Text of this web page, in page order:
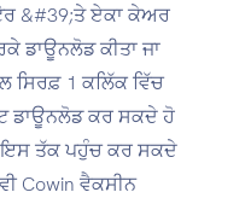
&#39;ਤੇ ਏਕਾ ਕੇਅਰ
ਡਾਊਨਲੋਡ ਕੀਤਾ ਜਾ
ਸਿਰਫ਼ 1 ਕਲਿੱਕ ਵਿੱਚ
ਡਾਊਨਲੋਡ ਕਰ ਸਕਦੇ ਹੋ
ਇਸ ਤੱਕ ਪਹੁੰਚ ਕਰ ਸਕਦੇ
Cowin ਵੈਕਸੀਨ